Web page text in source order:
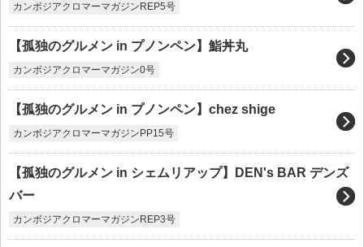
カンボジアクロマーマガジンREP5号
【孤独のグルメン in プノンペン】鮨丼丸
カンボジアクロマーマガジン0号
【孤独のグルメン in プノンペン】chez shige
カンボジアクロマーマガジンPP15号
【孤独のグルメン in シェムリアップ】DEN's BAR デンズ
バー
カンボジアクロマーマガジンREP3号